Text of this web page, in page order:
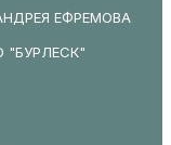
ЕФРЕМОВА
"БУРЛЕСК"